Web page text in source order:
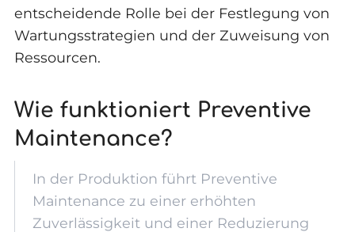
entscheidende Rolle bei der Festlegung von
Wartungsstrategien und der Zuweisung von
Ressourcen.
Wie funktioniert Preventive
Maintenance?
In der Produktion führt Preventive
Maintenance zu einer erhöhten
Zuverlässigkeit und einer Reduzierung